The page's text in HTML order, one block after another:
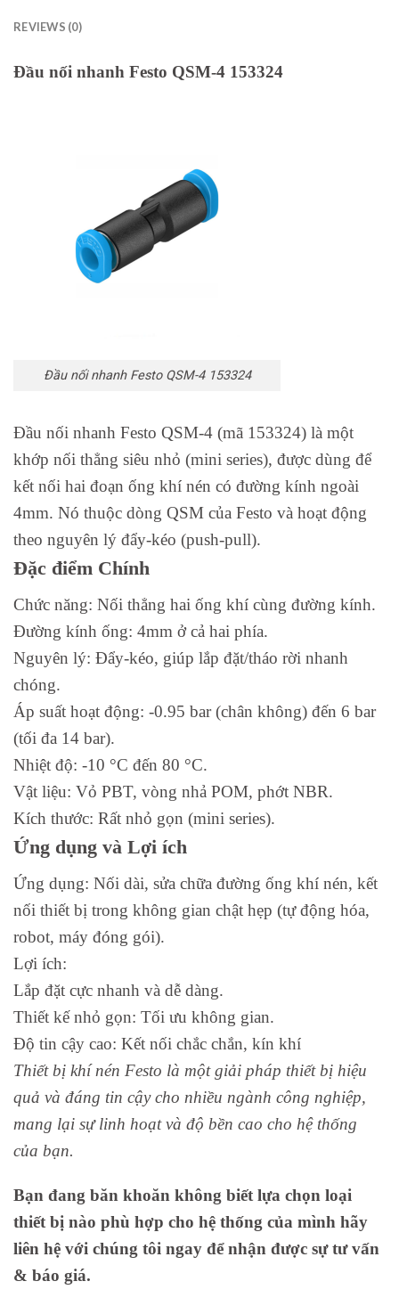
REVIEWS (0)
Đầu nối nhanh Festo QSM-4 153324
Đầu nối nhanh Festo QSM-4 153324
Đầu nối nhanh Festo QSM-4 (mã 153324) là một
khớp nối thẳng siêu nhỏ (mini series), được dùng để
kết nối hai đoạn ống khí nén có đường kính ngoài
4mm. Nó thuộc dòng QSM của Festo và hoạt động
theo nguyên lý đẩy-kéo (push-pull).
Đặc điểm Chính
Chức năng: Nối thẳng hai ống khí cùng đường kính.
Đường kính ống: 4mm ở cả hai phía.
Nguyên lý: Đẩy-kéo, giúp lắp đặt/tháo rời nhanh
chóng.
Áp suất hoạt động: -0.95 bar (chân không) đến 6 bar
(tối đa 14 bar).
Nhiệt độ: -10 °C đến 80 °C.
Vật liệu: Vỏ PBT, vòng nhả POM, phớt NBR.
Kích thước: Rất nhỏ gọn (mini series).
Ứng dụng và Lợi ích
Ứng dụng: Nối dài, sửa chữa đường ống khí nén, kết
nối thiết bị trong không gian chật hẹp (tự động hóa,
robot, máy đóng gói).
Lợi ích:
Lắp đặt cực nhanh và dễ dàng.
Thiết kế nhỏ gọn: Tối ưu không gian.
Độ tin cậy cao: Kết nối chắc chắn, kín khí
Thiết bị khí nén Festo là một giải pháp thiết bị hiệu
quả và đáng tin cậy cho nhiều ngành công nghiệp,
mang lại sự linh hoạt và độ bền cao cho hệ thống
của bạn.
Bạn đang băn khoăn không biết lựa chọn loại
thiết bị nào phù hợp cho hệ thống của mình hãy
liên hệ với chúng tôi ngay để nhận được sự tư vấn
& báo giá.